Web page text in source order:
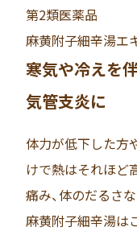
第2類医薬品
麻黄附子細辛湯エ
寒気や冷えを
気管支炎に
体力が低下した方
けで熱はそれほど
痛み、体のだるさ
麻黄附子細辛湯は